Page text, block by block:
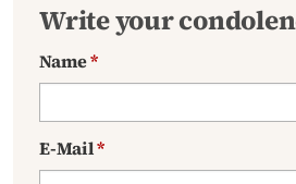
Write your
Name*
E-Mail*